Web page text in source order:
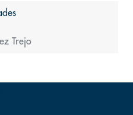
Trejo